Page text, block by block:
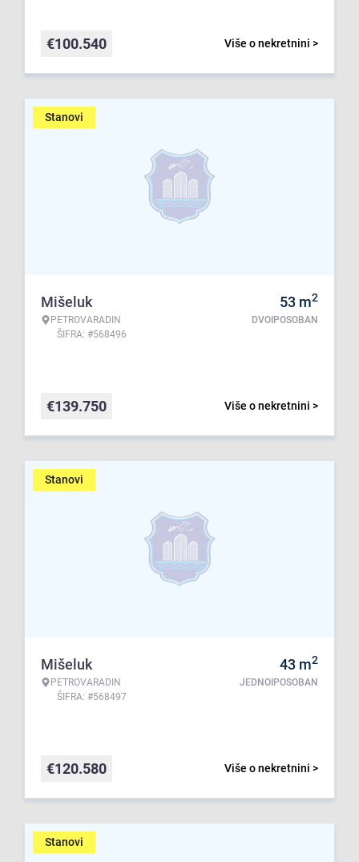
Više o nekretnini >
€100.540
Stanovi
Mišeluk
PETROVARADIN
ŠIFRA: #568496
53 m2
DVOIPOSOBAN
Više o nekretnini >
€139.750
Stanovi
Mišeluk
PETROVARADIN
ŠIFRA: #568497
43 m2
JEDNOIPOSOBAN
Više o nekretnini >
€120.580
Stanovi